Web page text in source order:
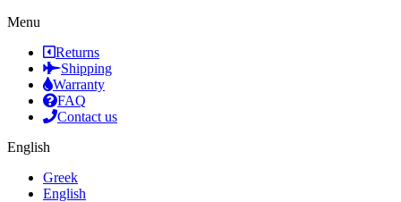
Menu
Returns
Shipping
Warranty
FAQ
Contact us
English
Greek
English